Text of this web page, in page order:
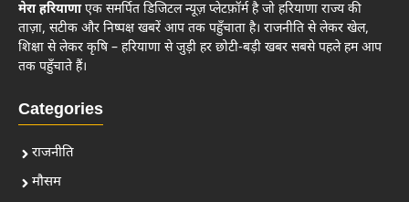
मेरा हरियाणाएक समर्पित डिजिटल न्यूज़ प्लेटफ़ॉर्म है जो हरियाणा राज्य की
ताज़ा, सटीक और निष्पक्ष खबरें आप तक पहुँचाता है। राजनीति से लेकर खेल,
शिक्षा से लेकर कृषि – हरियाणा से जुड़ी हर छोटी-बड़ी खबर सबसे पहले हम आप
तक पहुँचाते हैं।
Categories
राजनीति
मौसम